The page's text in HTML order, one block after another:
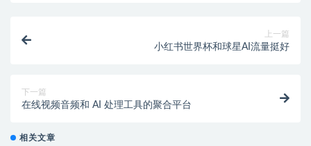
上一篇
小红书世界杯和球星AI流量挺好
下一篇
在线视频音频和 AI 处理工具的聚合平台
相关文章